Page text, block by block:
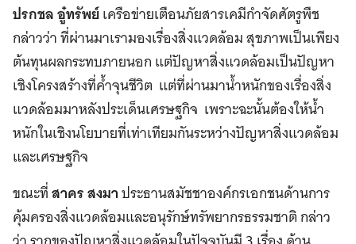
ปรกชล อู๋ทรัพย์เครือข่ายเตือนภัยสารเคมีกำจัดศัตรูพืช
กล่าวว่า ที่ผ่านมาเรามองเรื่องสิ่งแวดล้อม สุขภาพเป็นเพียง
ต้นทุนผลกระทบภายนอก แต่ปัญหาสิ่งแวดล้อมเป็นปัญหา
เชิงโครงสร้างที่ค้ำจุนชีวิต แต่ที่ผ่านมาน้ำหนักของเรื่องสิ่ง
แวดล้อมมาหลังประเด็นเศรษฐกิจ เพราะฉะนั้นต้องให้น้ำ
หนักในเชิงนโยบายที่เท่าเทียมกันระหว่างปัญหาสิ่งแวดล้อม
และเศรษฐกิจ
ขณะที่สาคร สงมาประธานสมัชชาองค์กรเอกชนด้านการ
คุ้มครองสิ่งแวดล้อมและอนุรักษ์ทรัพยากรธรรมชาติ กล่าว